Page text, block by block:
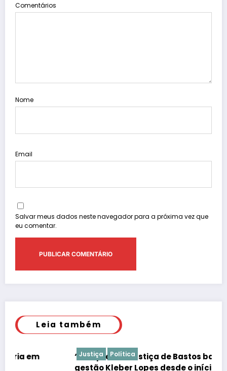
Comentários
Nome
Email
Salvar meus dados neste navegador para a próxima vez que
eu comentar.
Leia também
Justiça Política
“É de praxe”: Justiça de Bastos barrar atos da
gestão Kleber Lopes desde o início do